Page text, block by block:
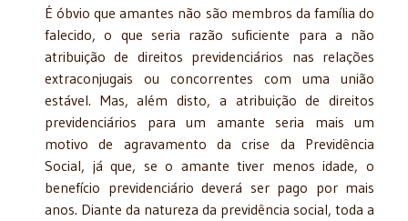
É óbvio que amantes não são membros da família do
falecido, o que seria razão suficiente para a não
atribuição de direitos previdenciários nas relações
extraconjugais ou concorrentes com uma união
estável. Mas, além disto, a atribuição de direitos
previdenciários para um amante seria mais um
motivo de agravamento da crise da Previdência
Social, já que, se o amante tiver menos idade, o
benefício previdenciário deverá ser pago por mais
anos. Diante da natureza da previdência social, toda a